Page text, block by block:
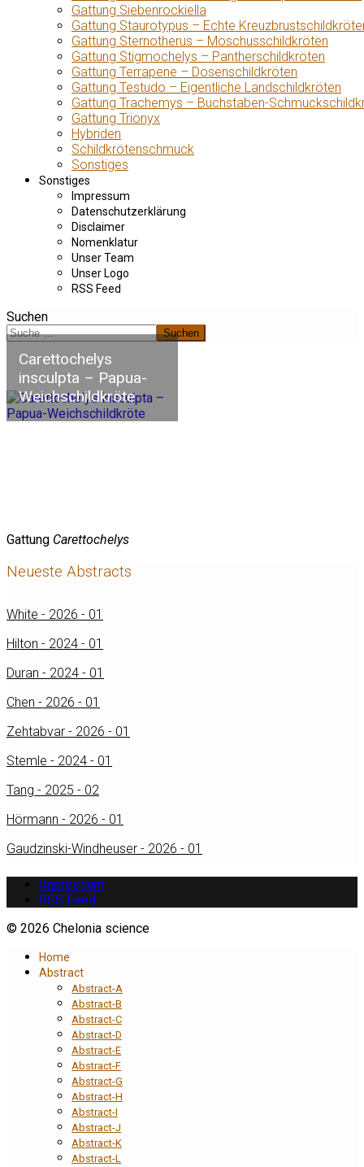
Gattung Siebenrockiella
Gattung Staurotypus – Echte
Gattung Sternotherus – Moschusschildkröten
Gattung Stigmochelys – Pantherschildkröten
Gattung Terrapene – Dosenschildkröten
Gattung Testudo – Eigentliche Landschildkröten
Gattung Trachemys – Buchstaben-
Gattung Trionyx
Hybriden
Schildkrötenschmuck
Sonstiges
Sonstiges
Impressum
Datenschutzerklärung
Disclaimer
Nomenklatur
Unser Team
Unser Logo
RSS Feed
Suchen
Suchen
Carettochelys
insculpta – Papua-
Weichschildkröte
Gattung Carettochelys
Neueste Abstracts
White - 2026 - 01
Hilton - 2024 - 01
Duran - 2024 - 01
Chen - 2026 - 01
Zehtabvar - 2026 - 01
Stemle - 2024 - 01
Tang - 2025 - 02
Hörmann - 2026 - 01
Gaudzinski-Windheuser - 2026 - 01
Impressum
RSS Feed
© 2026 Chelonia science
Home
Abstract
Abstract-A
Abstract-B
Abstract-C
Abstract-D
Abstract-E
Abstract-F
Abstract-G
Abstract-H
Abstract-I
Abstract-J
Abstract-K
Abstract-L